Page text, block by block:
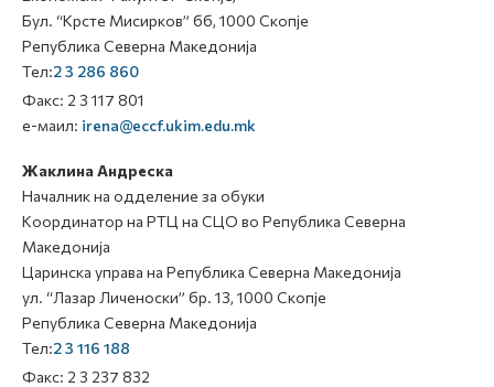
Бул. “Крсте Мисирков” бб, 1000 Скопје
Република Северна Македонија
Тел:2 3 286 860
Факс: 2 3 117 801
е-маил: irena@eccf.ukim.edu.mk
Жаклина Андреска
Началник на одделение за обуки
Координатор на РТЦ на СЦО во Република Северна
Македонија
Царинска управа на Република Северна Македонија
ул. “Лазар Личеноски” бр. 13, 1000 Скопје
Република Северна Македонија
Тел:2 3 116 188
Факс: 2 3 237 832